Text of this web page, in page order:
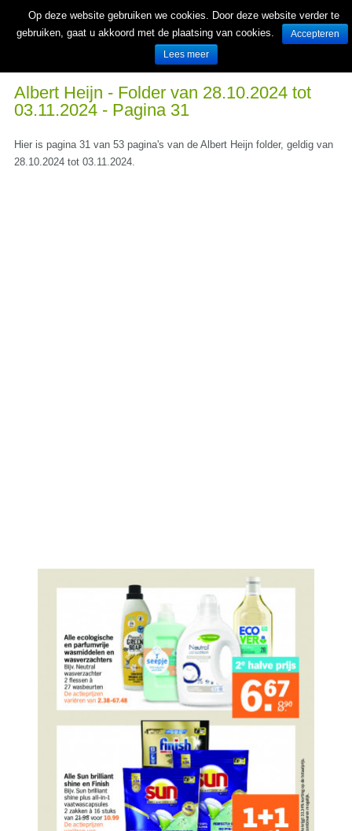
Wekelijks nieuwe folders van Nederlandse supermarkten en winkels
Albert Heijn - Folder van 28.10.2024 tot
03.11.2024 - Pagina 31
Hier is pagina 31 van 53 pagina's van de Albert Heijn folder, geldig van
28.10.2024 tot 03.11.2024.
Op deze website gebruiken we cookies. Door deze website verder te
gebruiken, gaat u akkoord met de plaatsing van cookies.
Accepteren
Lees meer